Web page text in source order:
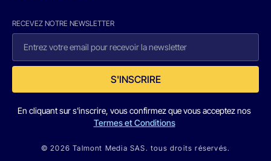
RECEVEZ NOTRE NEWSLETTER
S'INSCRIRE
En cliquant sur s'inscrire, vous confirmez que vous acceptez nos
Termes et Conditions
© 2026 Talmont Media SAS. tous droits réservés.